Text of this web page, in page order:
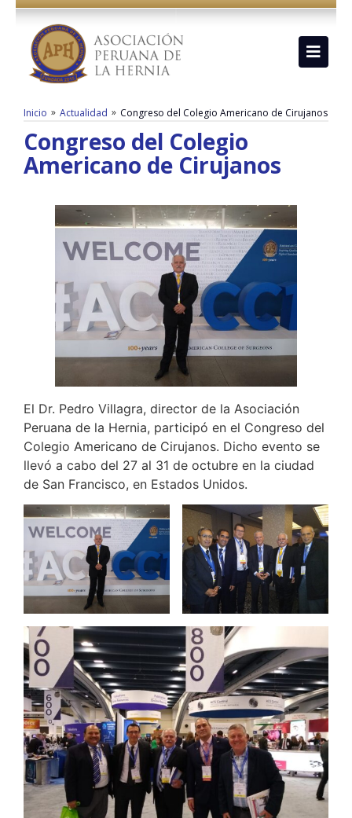
Inicio » Actualidad » Congreso del Colegio Americano de Cirujanos
Congreso del Colegio
Americano de Cirujanos
El Dr. Pedro Villagra, director de la Asociación
Peruana de la Hernia, participó en el Congreso del
Colegio Americano de Cirujanos. Dicho evento se
llevó a cabo del 27 al 31 de octubre en la ciudad
de San Francisco, en Estados Unidos.